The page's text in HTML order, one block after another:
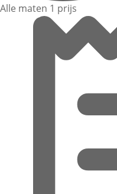
Alle maten 1 prijs